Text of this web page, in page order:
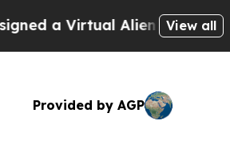
Virtual Alien Lifeform toView all
Provided by AGP